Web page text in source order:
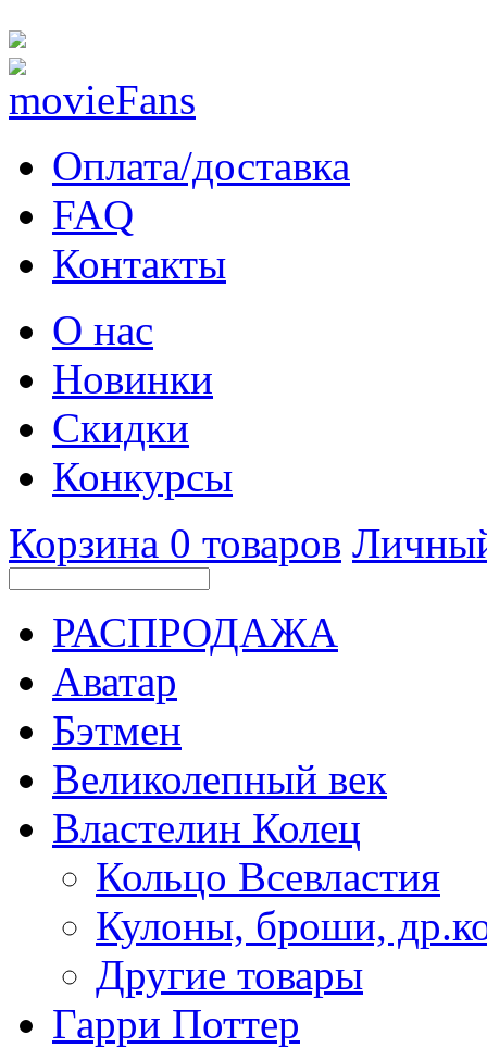
Оплата/доставка
FAQ
Контакты
О нас
Новинки
Скидки
Конкурсы
Корзина 0 товаров
РАСПРОДАЖА
Аватар
Бэтмен
Великолепный век
Властелин Колец
Кольцо Всевластия
Кулоны, броши,
Другие товары
Гарри Поттер